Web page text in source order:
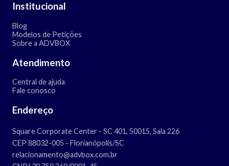
Institucional
Blog
Modelos de Petições
Sobre a ADVBOX
Atendimento
Central de ajuda
Fale conosco
Endereço
Square Corporate Center - SC 401, 50015, Sala 226
CEP 88032-005 - Florianópolis/SC
relacionamento@advbox.com.br